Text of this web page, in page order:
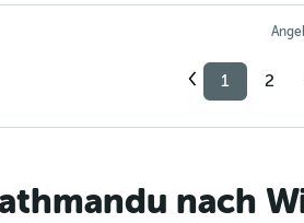
1 2
nach